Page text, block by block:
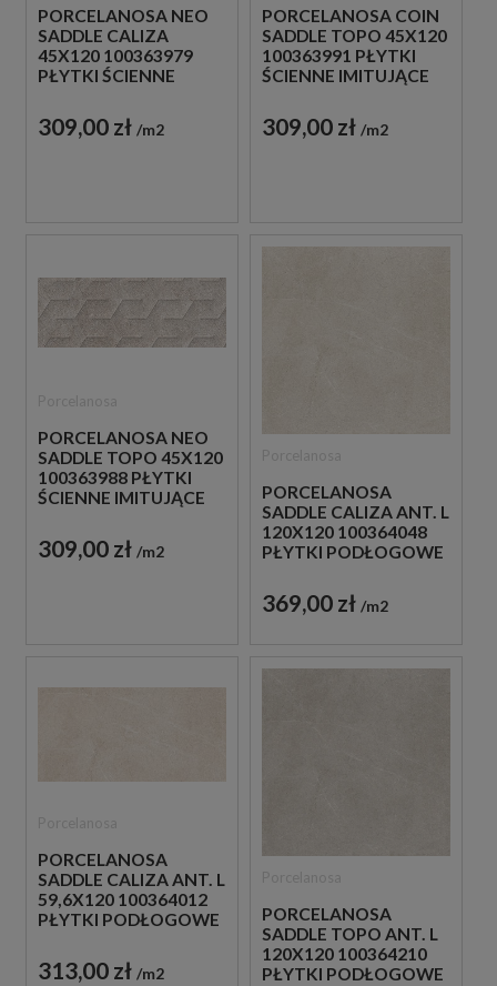
PORCELANOSA NEO
SADDLE CALIZA
45X120 100363979
PŁYTKI ŚCIENNE
309,00 zł m2
PORCELANOSA COIN
SADDLE TOPO 45X120
100363991 PŁYTKI
ŚCIENNE IMITUJĄCE
309,00 zł m2
PORCELANOSA NEO
SADDLE TOPO 45X120
100363988 PŁYTKI
ŚCIENNE IMITUJĄCE
309,00 zł m2
PORCELANOSA
SADDLE CALIZA ANT. L
120X120 100364048
PŁYTKI PODŁOGOWE
369,00 zł m2
PORCELANOSA
SADDLE CALIZA ANT. L
59,6X120 100364012
PŁYTKI PODŁOGOWE
313,00 zł m2
PORCELANOSA
SADDLE TOPO ANT. L
120X120 100364210
PŁYTKI PODŁOGOWE